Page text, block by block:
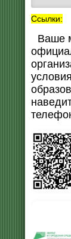
Ссылки:
Ваше